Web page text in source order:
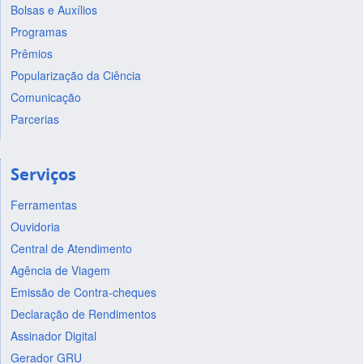
Bolsas e Auxílios
Programas
Prêmios
Popularização da Ciência
Comunicação
Parcerias
Serviços
Ferramentas
Ouvidoria
Central de Atendimento
Agência de Viagem
Emissão de Contra-cheques
Declaração de Rendimentos
Assinador Digital
Gerador GRU